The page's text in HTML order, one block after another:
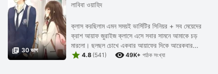
 30 ভাগ
লাবিবা ওয়াহিদ
ক্লাস করছিলাম এমন সময়ই ভার্সিটির সিনিয়র + সব মেয়েদের
ক্রাশ আয়াফ জুরাইজ ক্লাসে এসে সবার সামনে আমাকে চড়
মারলো। ছলছল চোখে একবার আয়াফের দিকে আরেকবার
টিচারের দিকে ...
 4.8 (541)  49K+ পাঠক সংখ্যা